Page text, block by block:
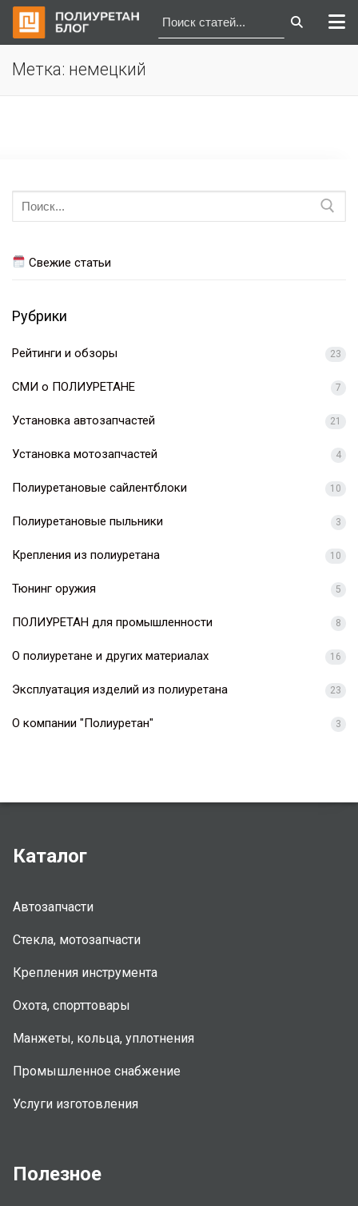
Метка: немецкий
Искать:
Свежие статьи
Рубрики
Рейтинги и обзоры 23
СМИ о ПОЛИУРЕТАНЕ 7
Установка автозапчастей 21
Установка мотозапчастей 4
Полиуретановые сайлентблоки 10
Полиуретановые пыльники 3
Крепления из полиуретана 10
Тюнинг оружия 5
ПОЛИУРЕТАН для промышленности 8
О полиуретане и других материалах 16
Эксплуатация изделий из полиуретана 23
О компании "Полиуретан" 3
Каталог
Автозапчасти
Стекла, мотозапчасти
Крепления инструмента
Охота, спорттовары
Манжеты, кольца, уплотнения
Промышленное снабжение
Услуги изготовления
Полезное